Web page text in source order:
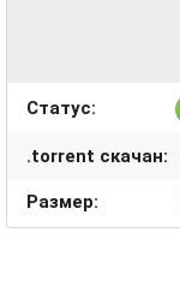
Статус:
.torrent скачан:
Размер: